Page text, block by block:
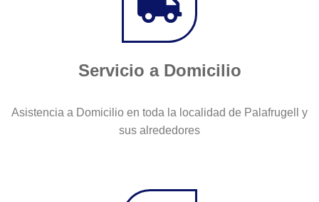
Servicio a Domicilio
Asistencia a Domicilio en toda la localidad de Palafrugell y
sus alrededores